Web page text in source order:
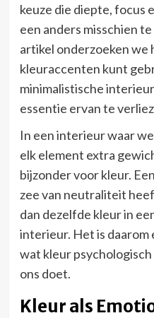
keuze die diepte, focus
een anders misschien
artikel onderzoeken we
kleuraccenten kunt
minimalistische
essentie ervan te
In een interieur waar
elk element extra
bijzonder voor kleur.
zee van neutraliteit
dan dezelfde kleur in
interieur. Het is daarom
wat kleur
ons doet.
Kleur als